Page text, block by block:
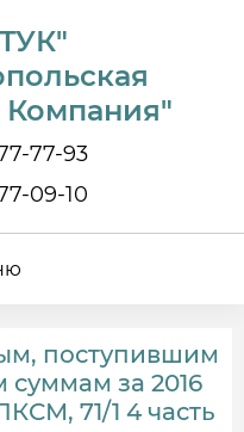
77-93
09-10
поступившим
за 2016
71/1 4 часть